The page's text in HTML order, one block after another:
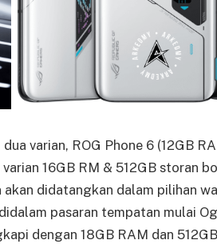
varian, ROG Phone 6 (12GB
16GB RM & 512GB storan
didatangkan dalam pilihan
pasaran tempatan mulai
dengan 18GB RAM dan